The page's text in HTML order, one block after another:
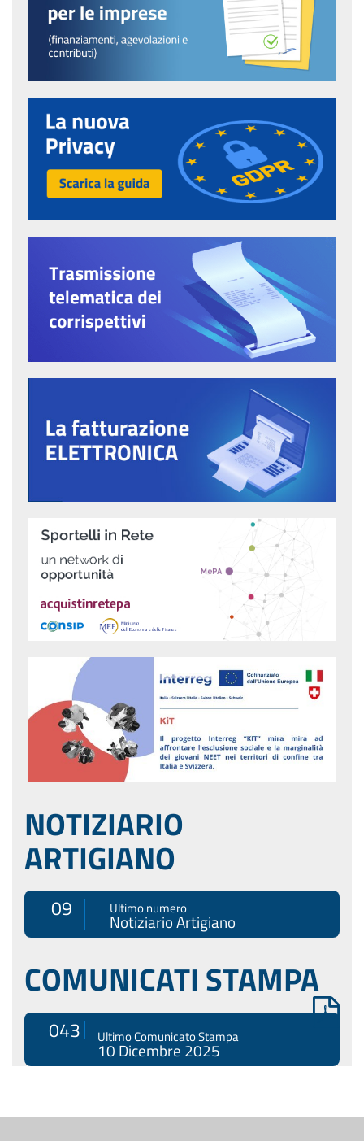
NOTIZIARIO
ARTIGIANO
09 Ultimo numero
Notiziario Artigiano
COMUNICATI STAMPA
043 Ultimo Comunicato Stampa
10 Dicembre 2025